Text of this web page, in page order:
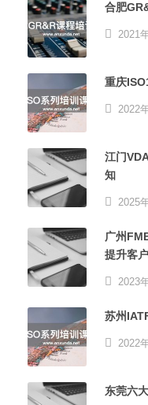
合肥
2021
重庆
2022
江门
知
2025
广州
提升客
2023
苏州
2022
东莞六